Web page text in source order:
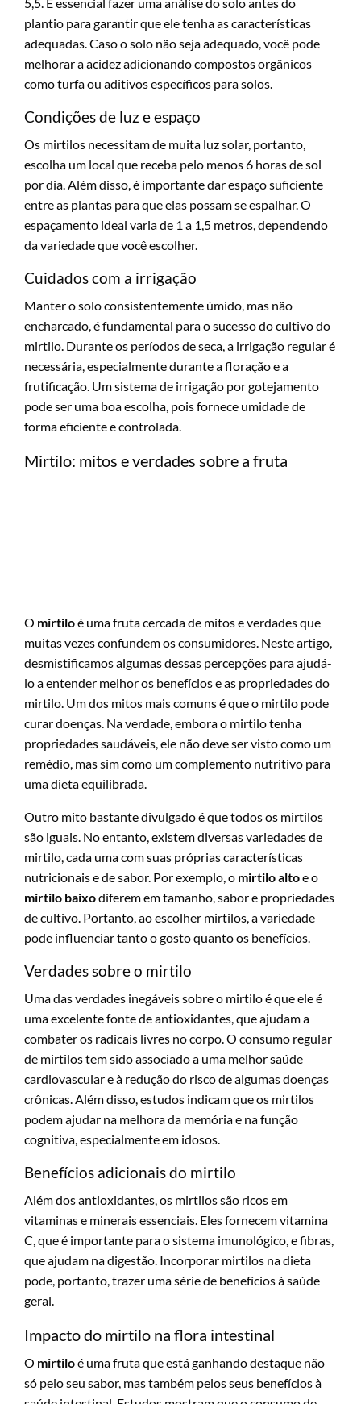
plantio para garantir que ele tenha as características
adequadas. Caso o solo não seja adequado, você pode
melhorar a acidez adicionando compostos orgânicos
como turfa ou aditivos específicos para solos.
Condições de luz e espaço
Os mirtilos necessitam de muita luz solar, portanto,
escolha um local que receba pelo menos 6 horas de sol
por dia. Além disso, é importante dar espaço suficiente
entre as plantas para que elas possam se espalhar. O
espaçamento ideal varia de 1 a 1,5 metros, dependendo
da variedade que você escolher.
Cuidados com a irrigação
Manter o solo consistentemente úmido, mas não
encharcado, é fundamental para o sucesso do cultivo do
mirtilo. Durante os períodos de seca, a irrigação regular é
necessária, especialmente durante a floração e a
frutificação. Um sistema de irrigação por gotejamento
pode ser uma boa escolha, pois fornece umidade de
forma eficiente e controlada.
Mirtilo: mitos e verdades sobre a fruta
O mirtiloé uma fruta cercada de mitos e verdades que
muitas vezes confundem os consumidores. Neste artigo,
desmistificamos algumas dessas percepções para ajudá-
lo a entender melhor os benefícios e as propriedades do
mirtilo. Um dos mitos mais comuns é que o mirtilo pode
curar doenças. Na verdade, embora o mirtilo tenha
propriedades saudáveis, ele não deve ser visto como um
remédio, mas sim como um complemento nutritivo para
uma dieta equilibrada.
Outro mito bastante divulgado é que todos os mirtilos
são iguais. No entanto, existem diversas variedades de
mirtilo, cada uma com suas próprias características
nutricionais e de sabor. Por exemplo, o mirtilo altoe o
mirtilo baixodiferem em tamanho, sabor e propriedades
de cultivo. Portanto, ao escolher mirtilos, a variedade
pode influenciar tanto o gosto quanto os benefícios.
Verdades sobre o mirtilo
Uma das verdades inegáveis sobre o mirtilo é que ele é
uma excelente fonte de antioxidantes, que ajudam a
combater os radicais livres no corpo. O consumo regular
de mirtilos tem sido associado a uma melhor saúde
cardiovascular e à redução do risco de algumas doenças
crônicas. Além disso, estudos indicam que os mirtilos
podem ajudar na melhora da memória e na função
cognitiva, especialmente em idosos.
Benefícios adicionais do mirtilo
Além dos antioxidantes, os mirtilos são ricos em
vitaminas e minerais essenciais. Eles fornecem vitamina
C, que é importante para o sistema imunológico, e fibras,
que ajudam na digestão. Incorporar mirtilos na dieta
pode, portanto, trazer uma série de benefícios à saúde
geral.
Impacto do mirtilo na flora intestinal
O mirtiloé uma fruta que está ganhando destaque não
só pelo seu sabor, mas também pelos seus benefícios à